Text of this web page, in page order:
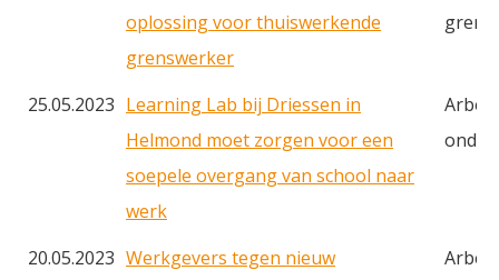
oplossing voor thuiswerkende
grenswerker
25.05.2023 Learning Lab bij Driessen in
Helmond moet zorgen voor een
soepele overgang van school naar
werk
20.05.2023 Werkgevers tegen nieuw